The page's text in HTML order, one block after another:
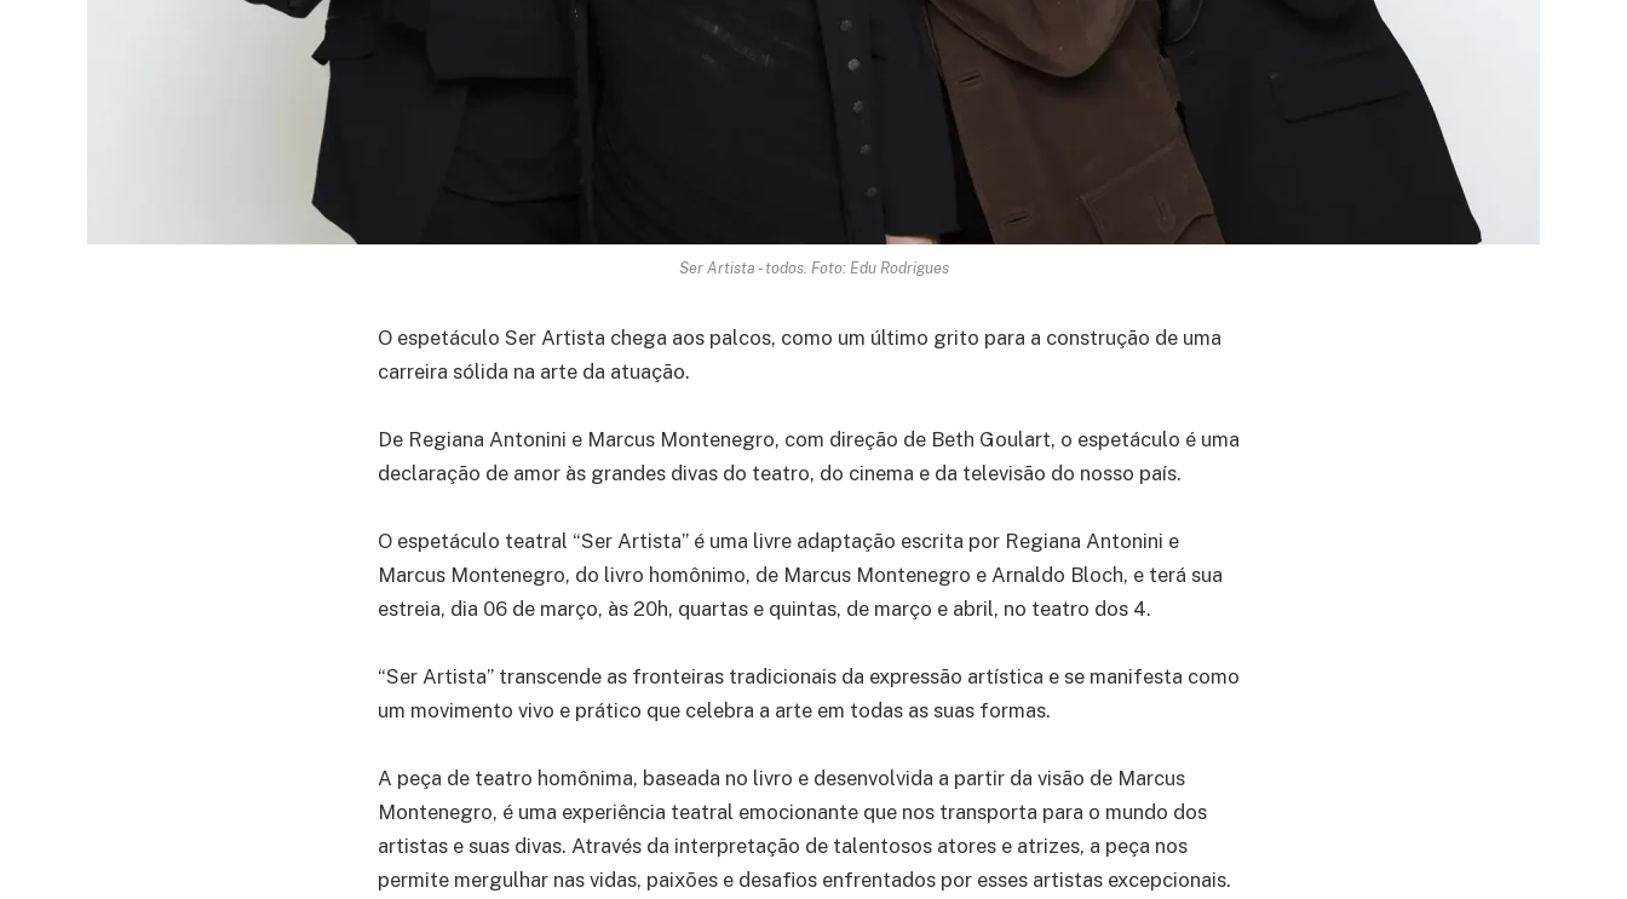
Ser Artista - todos. Foto: Edu Rodrigues
O espetáculo Ser Artista chega aos palcos, como um último grito para a construção de uma
carreira sólida na arte da atuação.
De Regiana Antonini e Marcus Montenegro, com direção de Beth Goulart, o espetáculo é uma
declaração de amor às grandes divas do teatro, do cinema e da televisão do nosso país.
O espetáculo teatral “Ser Artista” é uma livre adaptação escrita por Regiana Antonini e
Marcus Montenegro, do livro homônimo, de Marcus Montenegro e Arnaldo Bloch, e terá sua
estreia, dia 06 de março, às 20h, quartas e quintas, de março e abril, no teatro dos 4.
“Ser Artista” transcende as fronteiras tradicionais da expressão artística e se manifesta como
um movimento vivo e prático que celebra a arte em todas as suas formas.
A peça de teatro homônima, baseada no livro e desenvolvida a partir da visão de Marcus
Montenegro, é uma experiência teatral emocionante que nos transporta para o mundo dos
artistas e suas divas. Através da interpretação de talentosos atores e atrizes, a peça nos
permite mergulhar nas vidas, paixões e desafios enfrentados por esses artistas excepcionais.